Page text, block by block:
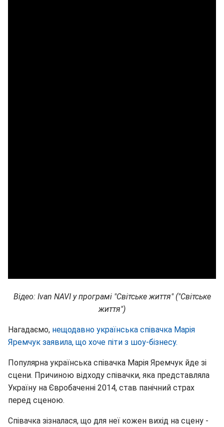
Відео: Ivan NAVI у програмі "Світське життя" ("Світське
життя")
Нагадаємо, нещодавно українська співачка Марія
Яремчук заявила, що хоче піти з шоу-бізнесу.
Популярна українська співачка Марія Яремчук йде зі
сцени. Причиною відходу співачки, яка представляла
Україну на Євробаченні 2014, став панічний страх
перед сценою.
Співачка зізналася, що для неї кожен вихід на сцену -